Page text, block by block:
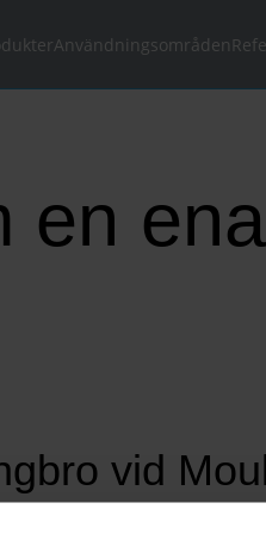
Användningsområden
en
vid